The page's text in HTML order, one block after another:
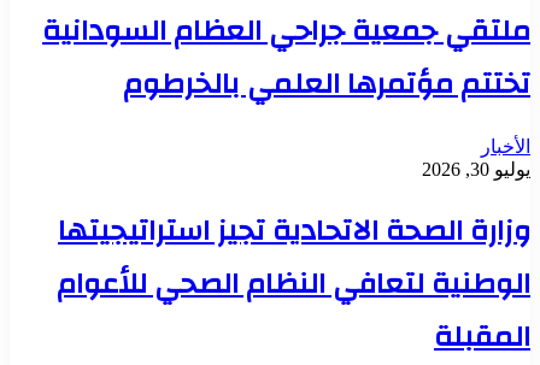
ملتقي جمعية جراحي العظام السودانية
تختتم مؤتمرها العلمي بالخرطوم
الأخبار
يوليو 30, 2026
وزارة الصحة الاتحادية تجيز استراتيجيتها
الوطنية لتعافي النظام الصحي للأعوام
المقبلة